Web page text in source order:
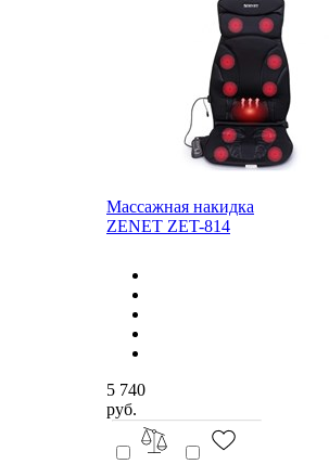
Массажная накидка
ZENET ZET-814
5 740
руб.